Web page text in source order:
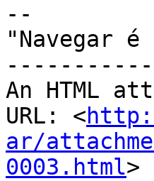
--
"Navegar
An HTML
URL: <
ar/
0003.html